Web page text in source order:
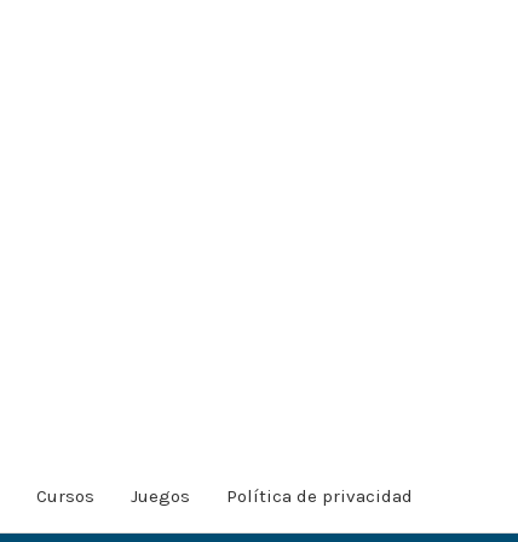
Cursos Juegos Política de privacidad